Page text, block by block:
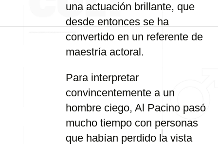
una actuación brillante, que
desde entonces se ha
convertido en un referente de
maestría actoral.
Para interpretar
convincentemente a un
hombre ciego, Al Pacino pasó
mucho tiempo con personas
que habían perdido la vista